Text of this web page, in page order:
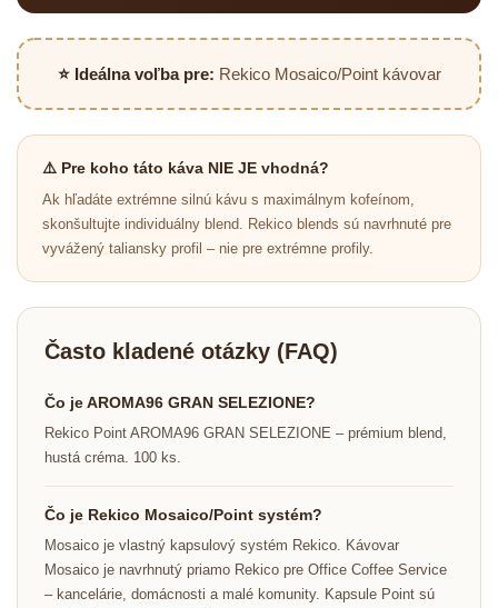
⭐ Ideálna voľba pre: Rekico Mosaico/Point kávovar
⚠️ Pre koho táto káva NIE JE vhodná?
Ak hľadáte extrémne silnú kávu s maximálnym kofeínom,
skonšultujte individuálny blend. Rekico blends sú navrhnuté pre
vyvážený taliansky profil – nie pre extrémne profily.
Často kladené otázky (FAQ)
Čo je AROMA96 GRAN SELEZIONE?
Rekico Point AROMA96 GRAN SELEZIONE – prémium blend,
hustá créma. 100 ks.
Čo je Rekico Mosaico/Point systém?
Mosaico je vlastný kapsulový systém Rekico. Kávovar
Mosaico je navrhnutý priamo Rekico pre Office Coffee Service
– kancelárie, domácnosti a malé komunity. Kapsule Point sú